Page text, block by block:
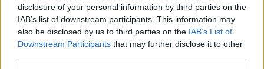
disclosure of your personal information by third parties on the
IAB’s list of downstream participants. This information may
also be disclosed by us to third parties on the IAB’s List of
Downstream Participants that may further disclose it to other